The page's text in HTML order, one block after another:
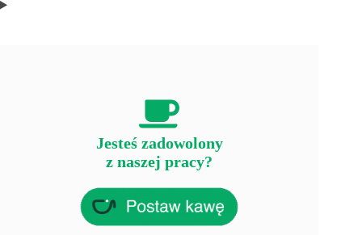
Jesteś zadowolony
z naszej pracy?